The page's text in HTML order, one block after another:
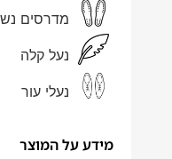
מדרסים
נעל קלה
נעלי עור
מידע על המוצר